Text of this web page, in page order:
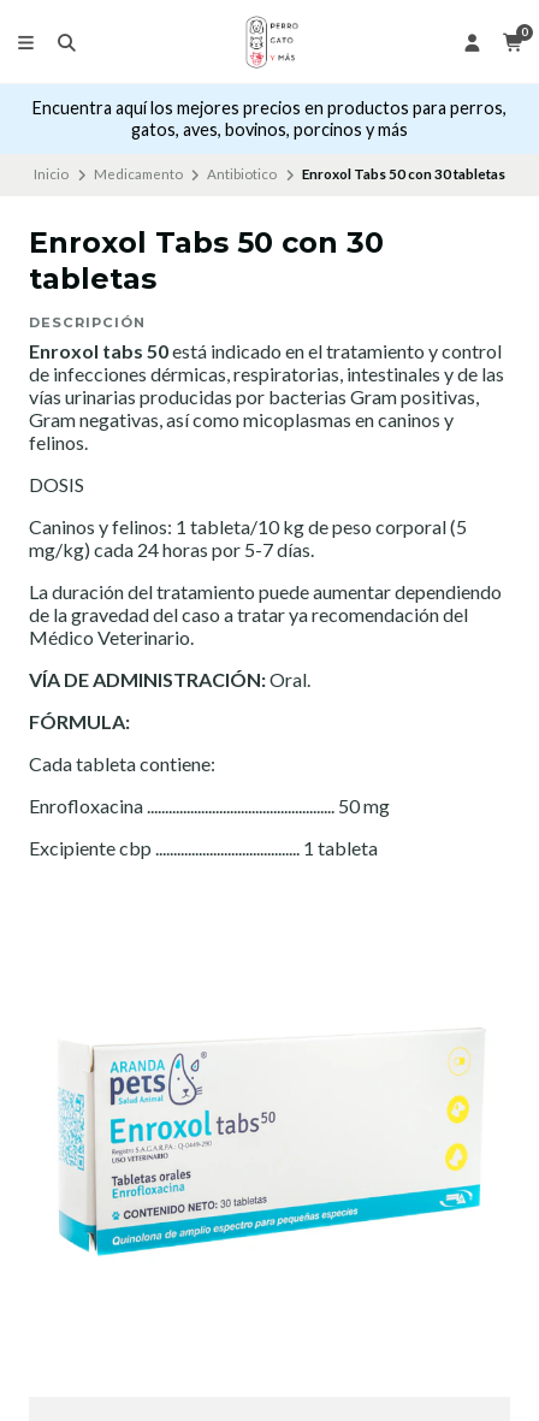
0
Encuentra aquí los mejores precios en productos para perros,
gatos, aves, bovinos, porcinos y más
Inicio Medicamento Antibiotico Enroxol Tabs 50 con 30 tabletas
Enroxol Tabs 50 con 30
tabletas
DESCRIPCIÓN
Enroxol tabs 50está indicado en el tratamiento y control
de infecciones dérmicas, respiratorias, intestinales y de las
vías urinarias producidas por bacterias Gram positivas,
Gram negativas, así como micoplasmas en caninos y
felinos.
DOSIS
Caninos y felinos: 1 tableta/10 kg de peso corporal (5
mg/kg) cada 24 horas por 5-7 días.
La duración del tratamiento puede aumentar dependiendo
de la gravedad del caso a tratar ya recomendación del
Médico Veterinario.
VÍA DE ADMINISTRACIÓN:Oral.
FÓRMULA:
Cada tableta contiene:
Enrofloxacina .................................................... 50 mg
Excipiente cbp ........................................ 1 tableta